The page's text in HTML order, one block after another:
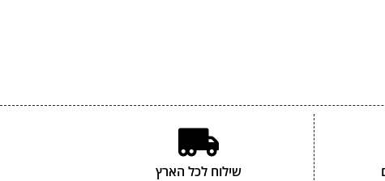
שילוח לכל הארץ